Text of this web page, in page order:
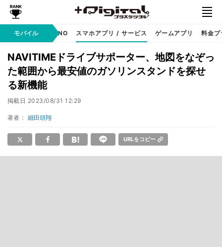
モバイル
携帯キャリア MVNO スマホアプリ / サービス ゲームアプリ 料金プ
NAVITIMEドライブサポーター、地図をなぞっ
た範囲から最安値のガソリンスタンドを探せ
る新機能
掲載日 2023/08/31 12:29
著者： 細田頌翔
URLをコピー